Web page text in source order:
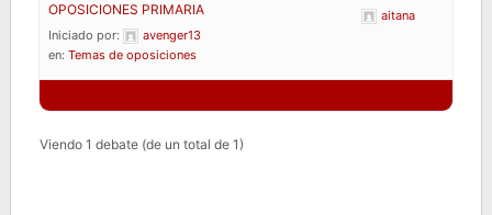
OPOSICIONES PRIMARIA
Iniciado por:
avenger13
en: Temas de oposiciones
aitana
Viendo 1 debate (de un total de 1)